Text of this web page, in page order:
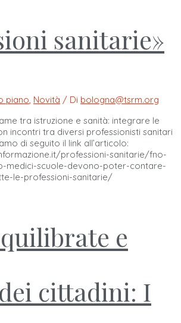
sanitarie»
piano, Novità / Di bologna@tsrm.org
tra istruzione e sanità: integrare le
incontri tra diversi professionisti sanitari
di seguito il link all’articolo:
professioni-sanitarie/fno-
medici-scuole-devono-poter-contare-
le-professioni-sanitarie/
e
cittadini: I